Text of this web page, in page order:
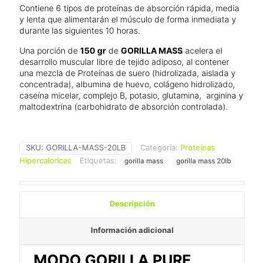
Contiene 6 tipos de proteínas de absorción rápida, media
y lenta que alimentarán el músculo de forma inmediata y
durante las siguientes 10 horas.
Una porción de 150 gr de GORILLA MASS acelera el
desarrollo muscular libre de tejido adiposo, al contener
una mezcla de Proteínas de suero (hidrolizada, aislada y
concentrada), albumina de huevo, colágeno hidrolizado,
caseína micelar, complejo B, potasio, glutamina, arginina y
maltodextrina (carbohidrato de absorción controlada).
SKU: GORILLA-MASS-20LB Categoría: Proteínas
Hipercaloricas
Etiquetas: gorilla mass gorilla mass 20lb
Descripción
Información adicional